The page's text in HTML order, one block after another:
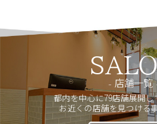
店舗一覧
都内を中心に79店舗展開し
お近くの店舗を見つける